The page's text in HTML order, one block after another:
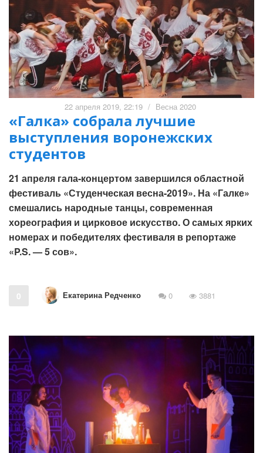
22 апреля 2019, 22:19 / Весна 2020
«Галка» собрала лучшие
выступления воронежских
студентов
21 апреля гала-концертом завершился областной
фестиваль «Студенческая весна-2019». На «Галке»
смешались народные танцы, современная
хореография и цирковое искусство. О самых ярких
номерах и победителях фестиваля в репортаже
«P.S. — 5 сов».
0 Екатерина Редченко 0 3881